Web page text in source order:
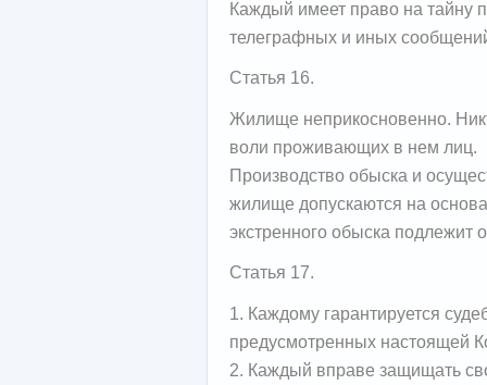
Каждый имеет право на тайну
телеграфных и иных
Статья 16.
Жилище неприкосновенно.
воли проживающих в нем лиц.
Производство обыска и
жилище допускаются на
экстренного обыска подлежит
Статья 17.
1. Каждому гарантируется
предусмотренных настоящей
2. Каждый вправе защищать